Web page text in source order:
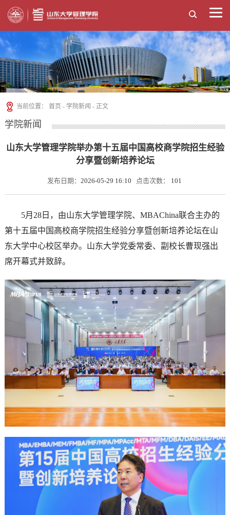
当前位置： 首页 -学院新闻 - 正文
学院新闻
山东大学管理学院举办第十五届中国高校商学院招生经验
分享暨创新培养论坛
发布日期： 2026-05-29 16:10 点击次数： 101
5月28日，由山东大学管理学院、MBAChina联合主办的
第十五届中国高校商学院招生经验分享暨创新培养论坛在山
东大学中心校区举办。山东大学党委常委、副校长曹现强出
席开幕式并致辞。